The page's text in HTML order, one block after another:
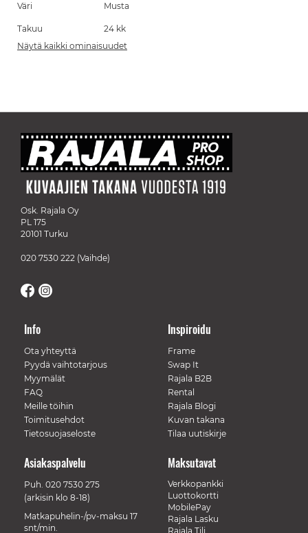
Väri Musta
Takuu
24 kk
Näytä kaikki ominaisuudet
Osk. Rajala Oy
PL 175
20101 Turku
020 7530 222 (Vaihde)
Info
Ota yhteyttä
Pyydä vaihtotarjous
Myymälät
FAQ
Meille töihin
Toimitusehdot
Tietosuojaseloste
Inspiroidu
Frame
Swap It
Rajala B2B
Rental
Rajala Blogi
Kuvan takana
Tilaa uutiskirje
Maksutavat
Verkkopankki
Luottokortti
MobilePay
Rajala Lasku
Rajala Tili
Asiakaspalvelu
Puh. 020 7530 275
(arkisin klo 8-18)
Matkapuhelin-/pv-maksu 17
snt/min.